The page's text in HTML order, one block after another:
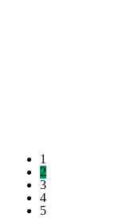
1
2
3
4
5